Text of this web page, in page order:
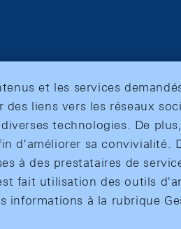
et les services
liens vers les réseaux
technologies. De
d'améliorer sa convivialité.
à des prestataires de
fait utilisation des outils
informations à la rubrique